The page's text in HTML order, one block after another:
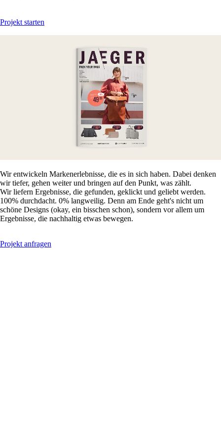
Projekt starten
Wir entwickeln Markenerlebnisse, die es in sich haben. Dabei denken
wir tiefer, gehen weiter und bringen auf den Punkt, was zählt.
Wir liefern Ergebnisse, die gefunden, geklickt und geliebt werden.
100% durchdacht. 0% langweilig. Denn am Ende geht's nicht um
schöne Designs (okay, ein bisschen schon), sondern vor allem um
Ergebnisse, die nachhaltig etwas bewegen.
Projekt anfragen